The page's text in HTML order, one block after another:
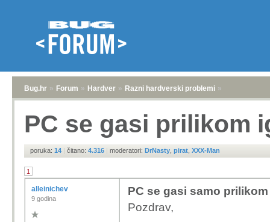
Bug.hr » Forum » Hardver » Razni hardverski problemi »
PC se gasi prilikom
poruka: 14 | čitano: 4.316 | moderatori: DrNasty pirat XXX-Man
1
alleinichev
9 godina
PC se gasi samo
Pozdrav,